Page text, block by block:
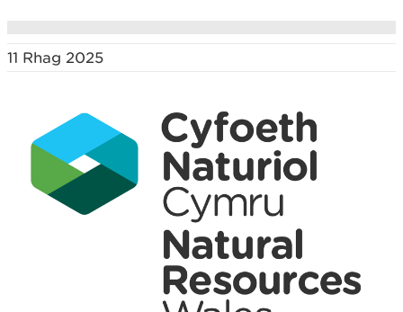
11 Rhag 2025